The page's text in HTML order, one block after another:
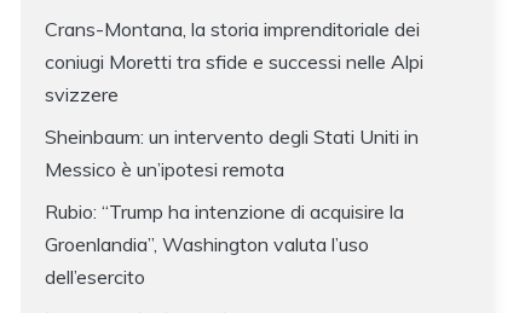
Crans-Montana, la storia imprenditoriale dei
coniugi Moretti tra sfide e successi nelle Alpi
svizzere
Sheinbaum: un intervento degli Stati Uniti in
Messico è un’ipotesi remota
Rubio: “Trump ha intenzione di acquisire la
Groenlandia”, Washington valuta l’uso
dell’esercito